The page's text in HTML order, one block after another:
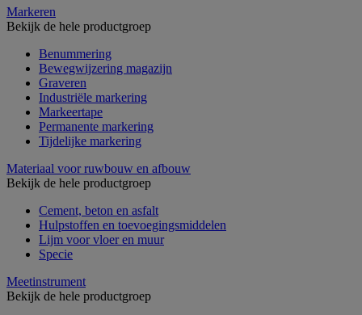
Markeren
Bekijk de hele productgroep
Benummering
Bewegwijzering magazijn
Graveren
Industriële markering
Markeertape
Permanente markering
Tijdelijke markering
Materiaal voor ruwbouw en afbouw
Bekijk de hele productgroep
Cement, beton en asfalt
Hulpstoffen en toevoegingsmiddelen
Lijm voor vloer en muur
Specie
Meetinstrument
Bekijk de hele productgroep